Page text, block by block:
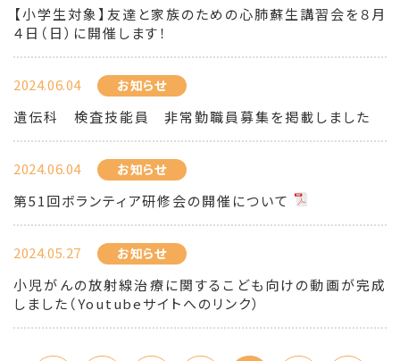
【小学生対象】友達と家族のための心肺蘇生講習会を８月
４日（日）に開催します！
2024.06.04 お知らせ
遺伝科 検査技能員 非常勤職員募集を掲載しました
2024.06.04 お知らせ
第51回ボランティア研修会の開催について
2024.05.27 お知らせ
小児がんの放射線治療に関するこども向けの動画が完成
しました（Youtubeサイトへのリンク）